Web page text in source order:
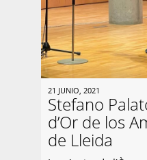
21 JUNIO, 2021
Stefano
d’Or de los
de Lleida